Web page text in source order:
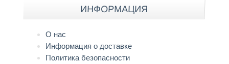
ИНФОРМАЦИЯ
О нас
Информация о доставке
Политика безопасности